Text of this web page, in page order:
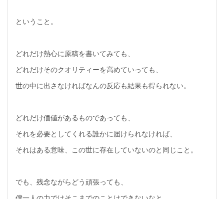
ということ。
どれだけ熱心に原稿を書いてみても、
どれだけそのクオリティーを高めていっても、
世の中に出さなければなんの反応も結果も得られない。
どれだけ価値があるものであっても、
それを必要としてくれる誰かに届けられなければ、
それはある意味、この世に存在していないのと同じこと。
でも、残念ながらどう頑張っても、